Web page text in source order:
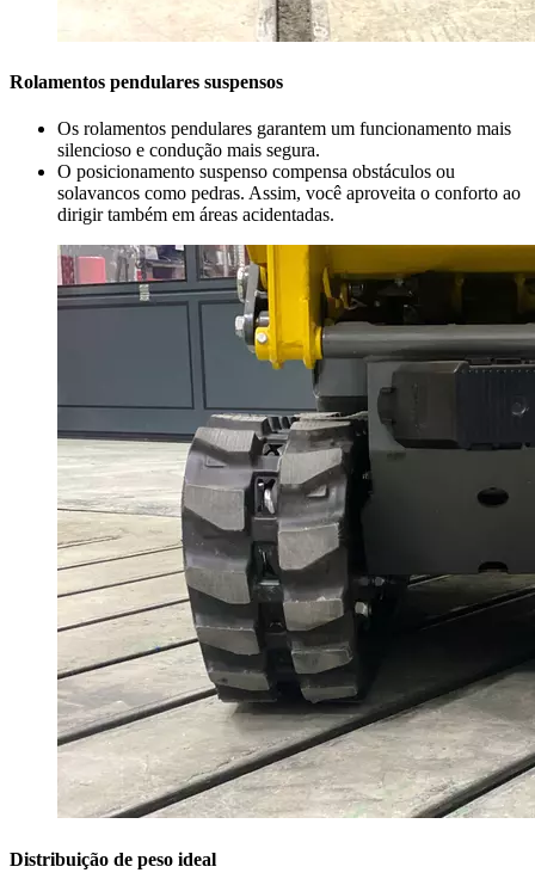
Rolamentos pendulares suspensos
Os rolamentos pendulares garantem um funcionamento mais
silencioso e condução mais segura.
O posicionamento suspenso compensa obstáculos ou
solavancos como pedras. Assim, você aproveita o conforto ao
dirigir também em áreas acidentadas.
Distribuição de peso ideal